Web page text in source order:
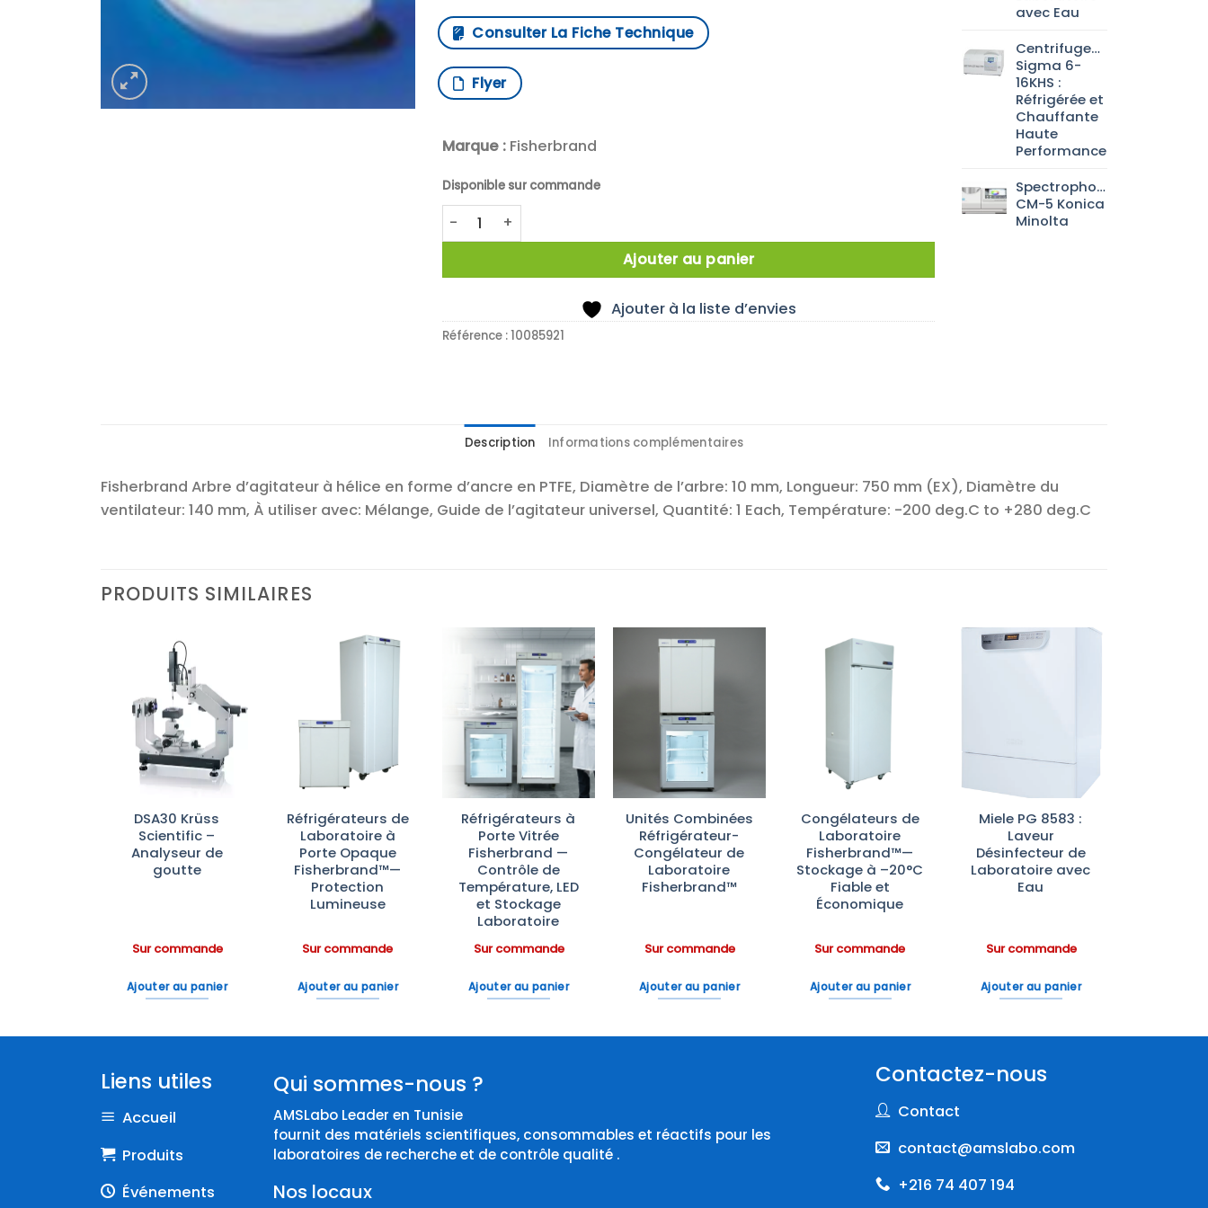
Consulter La Fiche Technique
Flyer
Marque :Fisherbrand
Disponible sur commande
quantité de Anchor stirrer PTFE 10x750EXx140 mm
Ajouter au panier
Ajouter à la liste d’envies
Référence :10085921
avec Eau
Centrifugeuse
Sigma 6-
16KHS :
Réfrigérée et
Chauffante
Haute
Performance
Spectrophotomètre
CM-5 Konica
Minolta
Description Informations complémentaires
Fisherbrand Arbre d’agitateur à hélice en forme d’ancre en PTFE, Diamètre de l’arbre: 10 mm, Longueur: 750 mm (EX), Diamètre du
ventilateur: 140 mm, À utiliser avec: Mélange, Guide de l’agitateur universel, Quantité: 1 Each, Température: -200 deg.C to +280 deg.C
PRODUITS SIMILAIRES
Ajouter
à la liste
d’envies
DSA30 Krüss
Scientific –
Analyseur de
goutte
Sur commande
Ajouter au panier
Réfrigérateurs de
Laboratoire à
Porte Opaque
Fisherbrand™—
Protection
Lumineuse
Sur commande
Ajouter au panier
Ajouter
à la liste
d’envies
Réfrigérateurs à
Porte Vitrée
Fisherbrand —
Contrôle de
Température, LED
et Stockage
Laboratoire
Sur commande
Ajouter au panier
Ajouter
à la liste
Unités Combinées
Réfrigérateur-
Congélateur de
Laboratoire
Fisherbrand™
Sur commande
Ajouter au panier
Congélateurs de
Laboratoire
Fisherbrand™—
Stockage à –20°C
Fiable et
Économique
Sur commande
Ajouter au panier
Miele PG 8583 :
Laveur
Désinfecteur de
Laboratoire avec
Eau
Sur commande
Ajouter au panier
Liens utiles
Accueil
Produits
Événements
Qui sommes-nous ?
AMSLabo Leader en Tunisie
fournit des matériels scientifiques, consommables et réactifs pour les
laboratoires de recherche et de contrôle qualité .
Nos locaux
Contactez-nous
Contact
contact@amslabo.com
+216 74 407 194